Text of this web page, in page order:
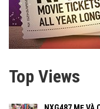
Top Views